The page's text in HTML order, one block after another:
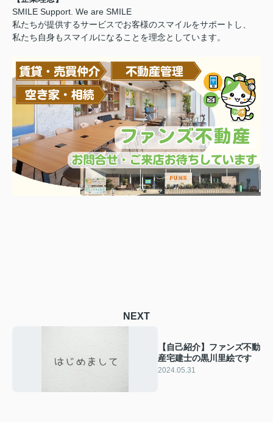
SMILE Support. We are SMILE
私たちが提供するサービスでお客様のスマイルをサポートし、
私たち自身もスマイルになることを理念としています。
NEXT
【自己紹介】ファンズ不動
産宅建士の黒川里絵です
2024.05.31